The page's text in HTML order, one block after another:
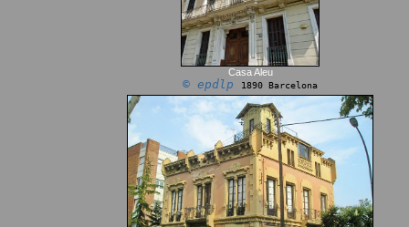
Casa Aleu
© epdlp 1890 Barcelona